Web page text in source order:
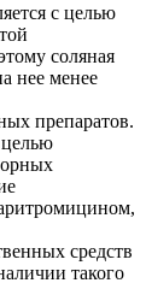
с целью
соляная
нее менее
препаратов.
целью
средств
такого